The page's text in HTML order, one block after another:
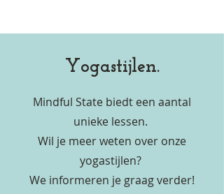
Yogastijlen.
Mindful State biedt een aantal
unieke lessen.
Wil je meer weten over onze
yogastijlen?
We informeren je graag verder!